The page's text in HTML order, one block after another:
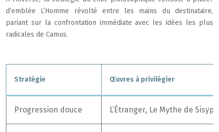
d’emblée L’Homme révolté entre les mains du destinataire,
pariant sur la confrontation immédiate avec les idées les plus
radicales de Camus.
Stratégie Œuvres à privilégier
Progression douce L’Étranger, Le Mythe de